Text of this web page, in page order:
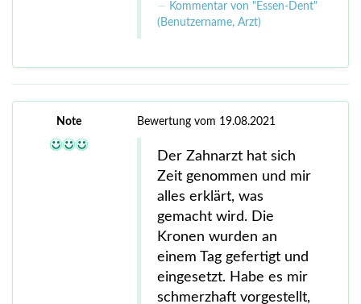
Kommentar von "Essen-Dent"
(Benutzername, Arzt)
Note Bewertung vom 19.08.2021
Der Zahnarzt hat sich
Zeit genommen und mir
alles erklärt, was
gemacht wird. Die
Kronen wurden an
einem Tag gefertigt und
eingesetzt. Habe es mir
schmerzhaft vorgestellt,